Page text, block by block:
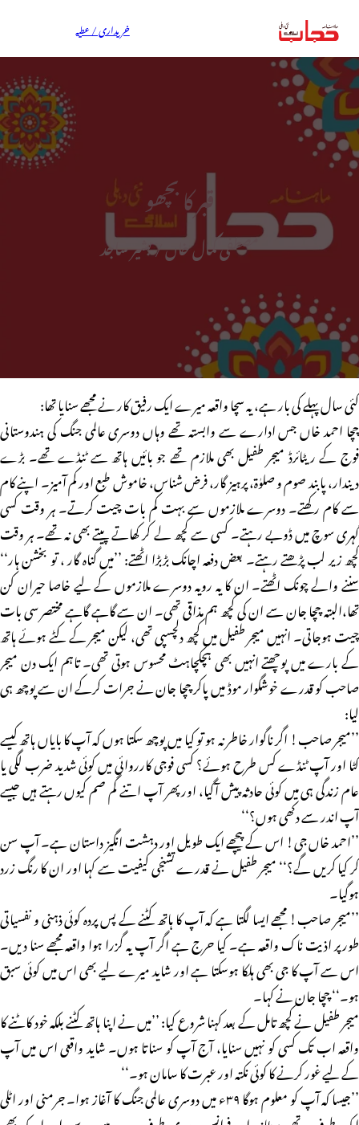
خریداری / عطیہ
قبر کا بچھو
مصطفی کمال خاں / بشیر ساجد
کئی سال پہلے کی بار ہے، یہ سچا واقعہ میرے ایک رفیق کار نے مجھے سنایا تھا:
چچا احمد خاں جس ادارے سے وابستہ تھے وہاں دوسری عالمی جنگ کی ہندوستانی
فوج کے ریٹائرڈ میجر طفیل بھی ملازم تھے جو بائیں ہاتھ سے ٹنڈے تھے۔ بڑے
دیندار، پابند صوم و صلوٰۃ، پرہیز گار، فرض شناس، خاموش طبع اور کم آمیز۔ اپنے کام
سے کام رکھتے۔ دوسرے ملازموں سے بہت کم بات چیت کرتے۔ ہر وقت کسی
گہری سوچ میں ڈوبے رہتے۔ کسی سے کچھ لے کر کھاتے پیتے بھی نہ تھے۔ ہر وقت
کچھ زیر لب پڑھتے رہتے۔ بعض دفعہ اچانک بڑبڑا اٹھتے: ’’میں گناہ گار ، تو بخشن ہار‘‘
سننے والے چونک اٹھتے۔ ان کا یہ رویہ دوسرے ملازموں کے لیے خاصا حیران کن
تھا،البتہ چچا جان سے ان کی کچھ ہم مذاقی تھی۔ ان سے گاہے گاہے مختصر سی بات
چیت ہوجاتی۔ انہیں میجر طفیل میں کچھ دلچسپی تھی، لیکن میجر کے کٹے ہوئے ہاتھ
کے بارے میں پوچھتے انہیں بھی ہچکچاہٹ محسوس ہوتی تھی۔ تاہم ایک دن میجر
صاحب کو قدرے خوشگوار موڈ میں پاکر چچا جان نے جرات کرکے ان سے پوچھ ہی
لیا:
’’میجر صاحب! اگر ناگوار خاطر نہ ہو تو کیا میں پوچھ سکتا ہوں کہ آپ کا بایاں ہاتھ کیسے
کٹا اور آپ ٹنڈے کس طرح ہوئے؟ کسی فوجی کارروائی میں کوئی شدید ضرب لگی یا
عام زندگی ہی میں کوئی حادثہ پیش آگیا، اور پھر آپ اتنے گم صم کیوں رہتے ہیں جیسے
آپ اندر سے دکھی ہوں؟‘‘
’’احمد خاں جی! اس کے پیچھے ایک طویل اور دہشت انگیز داستان ہے۔ آپ سن
کر کیا کریں گے؟‘‘ میجر طفیل نے قدرے تشنجی کیفیت سے کہا اور ان کا رنگ زرد
ہوگیا۔
’’میجر صاحب! مجھے ایسا لگتا ہے کہ آپ کا ہاتھ کٹنے کے پس پردہ کوئی ذہنی و نفسیاتی
طورپر اذیت ناک واقعہ ہے۔ کیا حرج ہے اگر آپ یہ گزرا ہوا واقعہ مجھے سنا دیں۔
اس سے آپ کا جی بھی ہلکا ہوسکتا ہے اور شاید میرے لیے بھی اس میں کوئی سبق
ہو۔‘‘ چچا جان نے کہا۔
میجر طفیل نے کچھ تامل کے بعد کہنا شروع کیا: ’’میں نے اپنا ہاتھ کٹنے بلکہ خود کاٹنے کا
واقعہ اب تک کسی کو نہیں سنایا، آج آپ کو سناتا ہوں۔ شاید واقعی اس میں آپ
کے لیے غور کرنے کا کوئی نکتہ اور عبرت کا سامان ہو۔‘‘
’’جیسا کہ آپ کو معلوم ہوگا ۳۹ء میں دوسری عالمی جنگ کا آغاز ہوا۔ جرمنی اور اٹلی